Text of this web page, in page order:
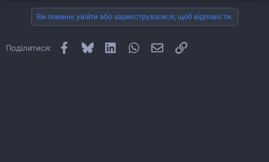
Ви повинні увійти або зареєструватися, щоб відповісти.
Поділитися: FacebookBluesky LinkedInWhatsApp
E-mailПосилання